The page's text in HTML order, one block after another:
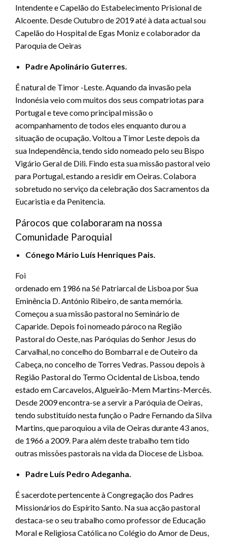
Intendente e Capelão do Estabelecimento Prisional de
Alcoente. Desde Outubro de 2019 até à data actual sou
Capelão do Hospital de Egas Moniz e colaborador da
Paroquia de Oeiras
Padre Apolinário Guterres.
É natural de Timor -Leste. Aquando da invasão pela
Indonésia veio com muitos dos seus compatriotas para
Portugal e teve como principal missão o
acompanhamento de todos eles enquanto durou a
situação de ocupação. Voltou a Timor Leste depois da
sua Independência, tendo sido nomeado pelo seu Bispo
Vigário Geral de Dili. Findo esta sua missão pastoral veio
para Portugal, estando a residir em Oeiras. Colabora
sobretudo no serviço da celebração dos Sacramentos da
Eucaristia e da Penitencia.
Párocos que colaboraram na nossa
Comunidade Paroquial
Cónego Mário Luís Henriques Pais.
Foi
ordenado em 1986 na Sé Patriarcal de Lisboa por Sua
Eminência D. António Ribeiro, de santa memória.
Começou a sua missão pastoral no Seminário de
Caparide. Depois foi nomeado pároco na Região
Pastoral do Oeste, nas Paróquias do Senhor Jesus do
Carvalhal, no concelho do Bombarral e de Outeiro da
Cabeça, no concelho de Torres Vedras. Passou depois à
Região Pastoral do Termo Ocidental de Lisboa, tendo
estado em Carcavelos, Algueirão-Mem Martins-Mercês.
Desde 2009 encontra-se a servir a Paróquia de Oeiras,
tendo substituído nesta função o Padre Fernando da Silva
Martins, que paroquiou a vila de Oeiras durante 43 anos,
de 1966 a 2009. Para além deste trabalho tem tido
outras missões pastorais na vida da Diocese de Lisboa.
Padre Luís Pedro Adeganha.
É sacerdote pertencente à Congregação dos Padres
Missionários do Espírito Santo. Na sua acção pastoral
destaca-se o seu trabalho como professor de Educação
Moral e Religiosa Católica no Colégio do Amor de Deus,